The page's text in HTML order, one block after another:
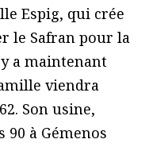
Espig, qui crée
le Safran pour la
a maintenant
viendra
Son usine,
à Gémenos